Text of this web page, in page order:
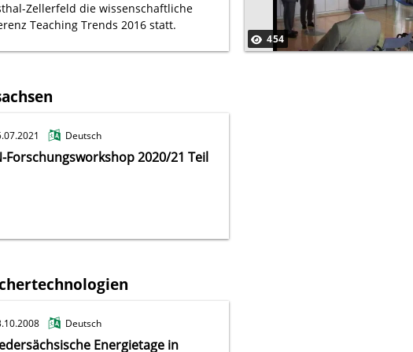
Zellerfeld die wissenschaftliche
Teaching Trends 2016 statt.
454
Deutsch
Forschungsworkshop 2020/21 Teil
Deutsch
Energietage in